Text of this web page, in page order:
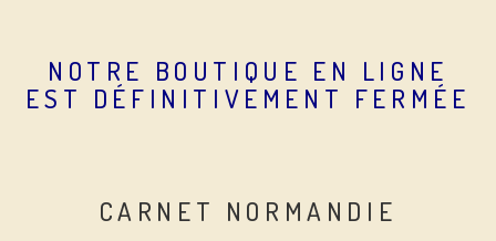
NOTRE BOUTIQUE EN LIGNE
EST DÉFINITIVEMENT FERMÉE
CARNET NORMANDIE